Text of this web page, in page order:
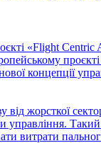
«Flight Centric
концепції
жорсткої
витрати